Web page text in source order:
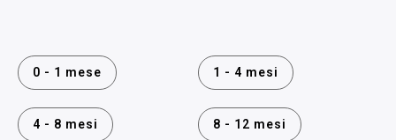
0 - 1 mese 1 - 4 mesi
4 - 8 mesi 8 - 12 mesi